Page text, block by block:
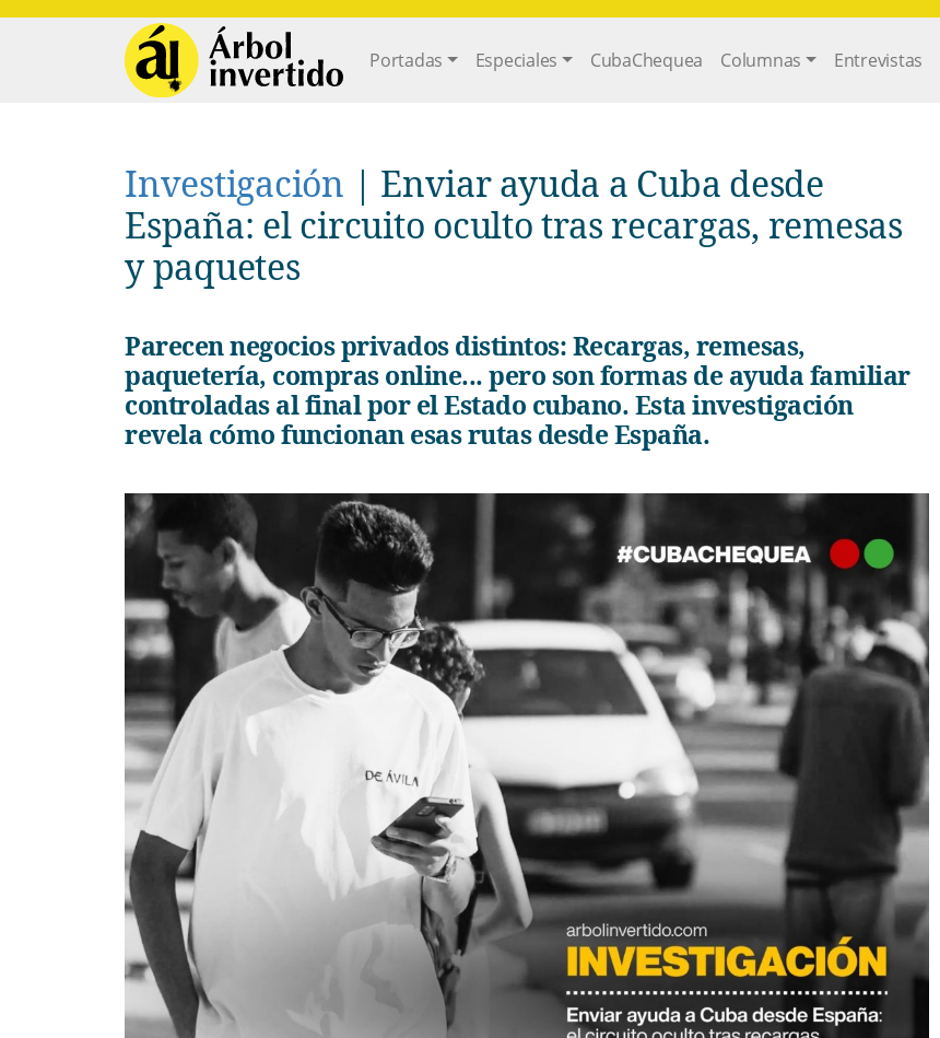
Main navigation
Portadas Especiales CubaChequea Columnas Entrevistas
Investigación | Enviar ayuda a Cuba desde
España: el circuito oculto tras recargas, remesas
y paquetes
Parecen negocios privados distintos: Recargas, remesas,
paquetería, compras online... pero son formas de ayuda familiar
controladas al final por el Estado cubano. Esta investigación
revela cómo funcionan esas rutas desde España.